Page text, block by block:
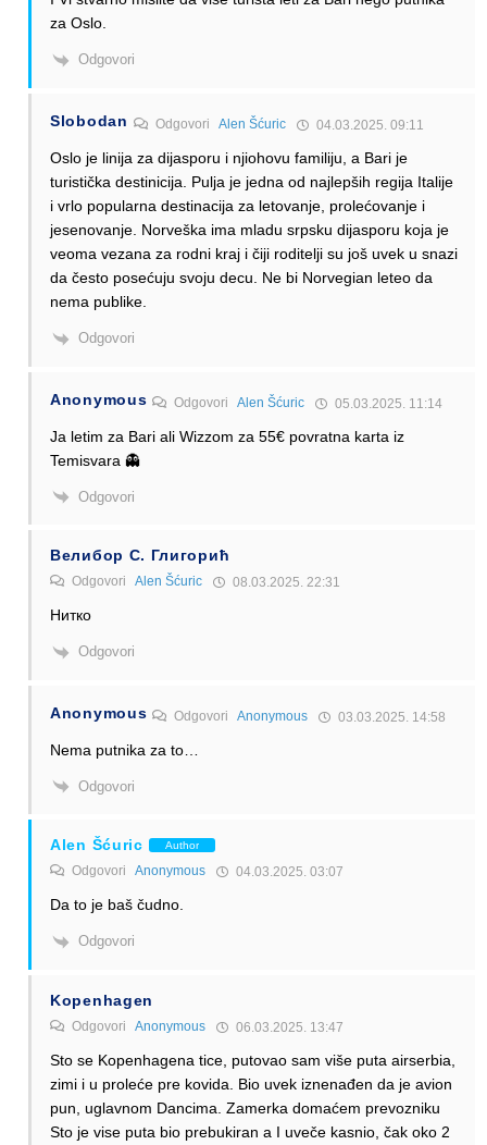
za Oslo.
Odgovori
Slobodan Odgovori Alen Šćuric 04.03.2025. 09:11
Oslo je linija za dijasporu i njiohovu familiju, a Bari je
turistička destinicija. Pulja je jedna od najlepših regija Italije
i vrlo popularna destinacija za letovanje, prolećovanje i
jesenovanje. Norveška ima mladu srpsku dijasporu koja je
veoma vezana za rodni kraj i čiji roditelji su još uvek u snazi
da često posećuju svoju decu. Ne bi Norvegian leteo da
nema publike.
Odgovori
Anonymous OdgovoriAlen Šćuric 05.03.2025. 11:14
Ja letim za Bari ali Wizzom za 55€ povratna karta iz
Temisvara 👻
Odgovori
Велибор С. Глигорић
Odgovori Alen Šćuric 08.03.2025. 22:31
Нитко
Odgovori
Anonymous OdgovoriAnonymous 03.03.2025. 14:58
Nema putnika za to…
Odgovori
Alen Šćuric Author
Odgovori Anonymous 04.03.2025. 03:07
Da to je baš čudno.
Odgovori
Kopenhagen
Odgovori Anonymous 06.03.2025. 13:47
Sto se Kopenhagena tice, putovao sam više puta airserbia,
zimi i u proleće pre kovida. Bio uvek iznenađen da je avion
pun, uglavnom Dancima. Zamerka domaćem prevozniku
Sto je vise puta bio prebukiran a I uveče kasnio, čak oko 2